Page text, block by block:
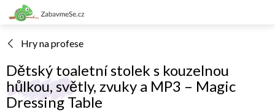
Přejít
na
Hry na profese
Dětský toaletní stolek s kouzelnou
hůlkou, světly, zvuky a MP3 – Magic
Dressing Table